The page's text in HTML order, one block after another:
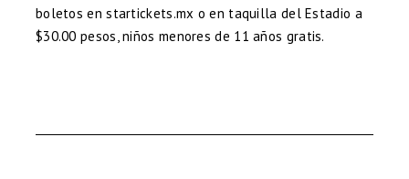
boletos en startickets.mx o en taquilla del Estadio a
$30.00 pesos, niños menores de 11 años gratis.